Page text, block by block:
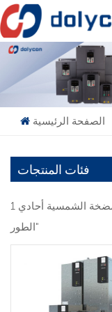
الصفحة الرئيسية
فئات المنتجات
1 النتائج التي تم العثور عليها ل "عاكس المضخة الشمسية أحادي
الطور"